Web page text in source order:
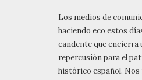
Los medios de
haciendo eco estos
candente que encierra
repercusión para el
histórico español. Nos